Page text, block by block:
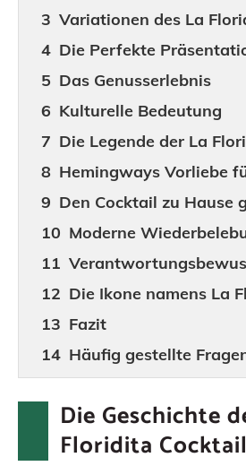
Variationen des La
Die Perfekte
Das Genusserlebnis
Kulturelle Bedeutung
Die Legende der La
Hemingways Vorliebe
Den Cocktail zu Hause
Moderne
Die Ikone namens La
Fazit
Häufig gestellte
Die Geschichte
Floridita